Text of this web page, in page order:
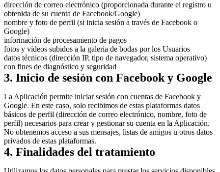
dirección de correo electrónico (proporcionada durante el registro u
obtenida de su cuenta de Facebook/Google)
nombre y foto de perfil (si inicia sesión a través de Facebook o
Google)
información de procesamiento de pagos
fotos y vídeos subidos a la galería de bodas por los Usuarios
datos técnicos (dirección IP, tipo de navegador, sistema operativo)
con fines de diagnóstico y seguridad
3. Inicio de sesión con Facebook y Google
La Aplicación permite iniciar sesión con cuentas de Facebook y
Google. En este caso, solo recibimos de estas plataformas datos
básicos de perfil (dirección de correo electrónico, nombre, foto de
perfil) necesarios para crear y gestionar su cuenta en la Aplicación.
No obtenemos acceso a sus mensajes, listas de amigos u otros datos
privados de estas plataformas.
4. Finalidades del tratamiento